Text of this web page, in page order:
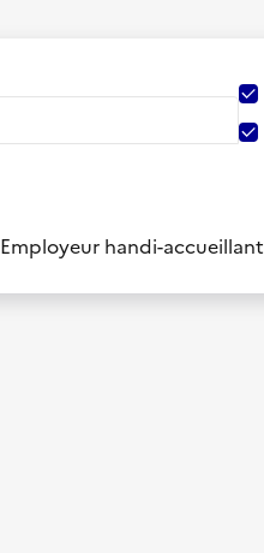
Employeur handi-accueillant